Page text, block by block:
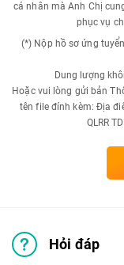
cá nhân mà Anh Chị
phục vụ
(*) Nộp hồ sơ ứng
Dung lượng
Hoặc vui lòng gửi bản
tên file đính kèm: Địa
QLRR
Hỏi đáp